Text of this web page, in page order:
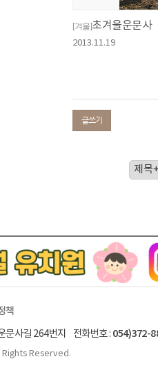
[겨울]초겨울운문사
2013.11.19
글쓰기
책
문사길 264번지 전화번호 : 054)372-
Rights Reserved.